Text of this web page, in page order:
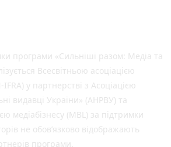
програми «Сильніші разом: Медіа та
Всесвітньою асоціацією
у партнерстві з Асоціацією
видавці України» (АНРВУ) та
медіабізнесу (MBL) за підтримки
не обов’язково відображають
програми.